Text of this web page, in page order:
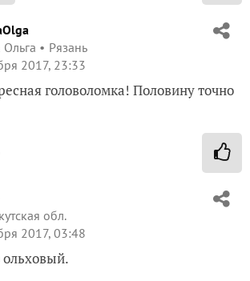
Рязань
2017, 23:33
головоломка! Половину точно
обл.
2017, 03:48